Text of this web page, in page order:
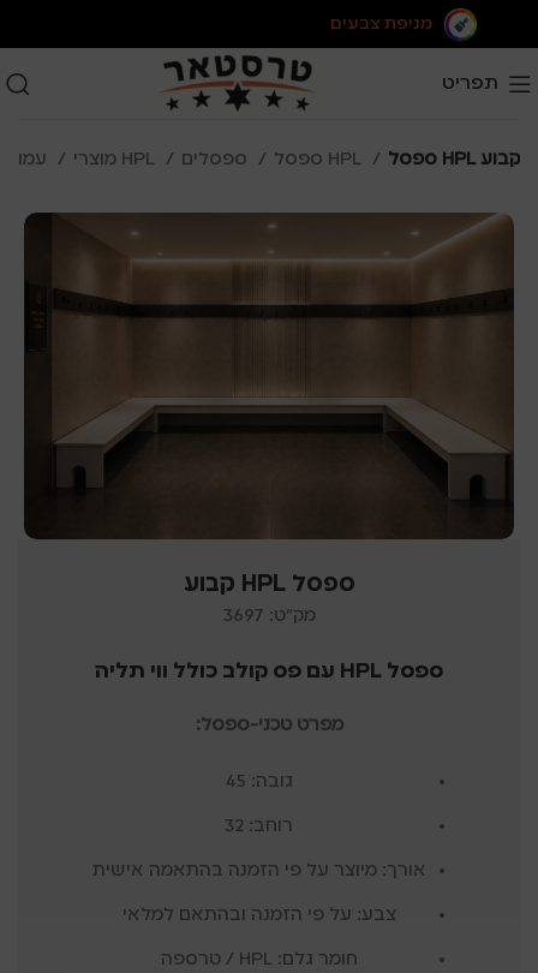
מניפת צבעים
תפריט
מוצרי HPL ספסל HPL ספסל HPL קבוע
ספסל HPL קבוע
מק"ט: 3697
ספסל HPL עם פס קולב כולל ווי תליה
מפרט טכני-ספסל:
גובה: 45
רוחב: 32
אורך: מיוצר על פי הזמנה בהתאמה אישית
צבע: על פי הזמנה ובהתאם למלאי
חומר גלם: HPL / טרספה